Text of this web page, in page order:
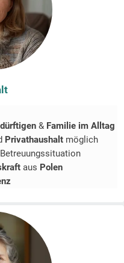
& Familie im Alltag
Privathaushalt möglich
aus Polen